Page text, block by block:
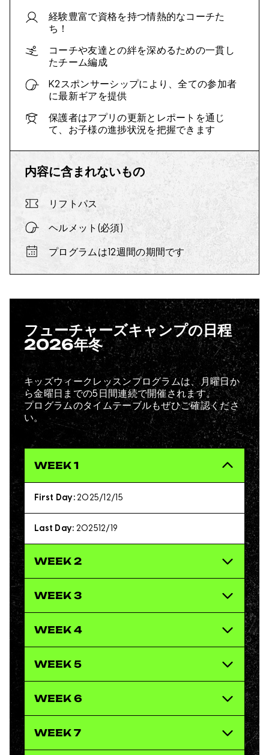
経験豊富で資格を持つ情熱的なコーチた
ち！
コーチや友達との絆を深めるための一貫し
たチーム編成
K2スポンサーシップにより、全ての参加者
に最新ギアを提供
保護者はアプリの更新とレポートを通じ
て、お子様の進捗状況を把握できます
内容に含まれないもの
リフトパス
ヘルメット(必須)
プログラムは12週間の期間です
フューチャーズキャンプの日程
2026年冬
キッズウィークレッスンプログラムは、月曜日か
ら金曜日までの5日間連続で開催されます。
プログラムのタイムテーブルもぜひご確認くださ
い。
WEEK 1
First Day:2025/12/15
Last Day: 202512/19
WEEK 2
WEEK 3
WEEK 4
WEEK 5
WEEK 6
WEEK 7